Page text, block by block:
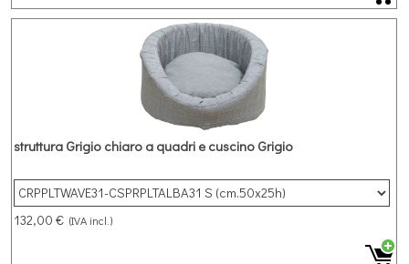
struttura Grigio chiaro a quadri e cuscino Grigio
132,00 € (IVA incl.)